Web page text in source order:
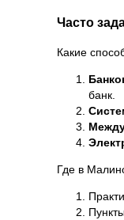
Часто
Какие
банк.
Где в